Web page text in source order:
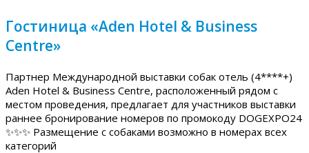
Гостиница «Aden Hotel & Business
Centre»
Партнер Международной выставки собак отель (4****+)
Aden Hotel & Business Centre, расположенный рядом с
местом проведения, предлагает для участников выставки
раннее бронирование номеров по промокоду DOGEXPO24
✨✨✨ Размещение с собаками возможно в номерах всех
категорий